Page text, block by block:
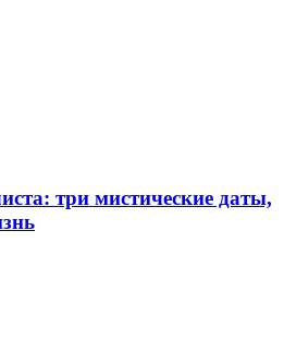
три мистические даты,